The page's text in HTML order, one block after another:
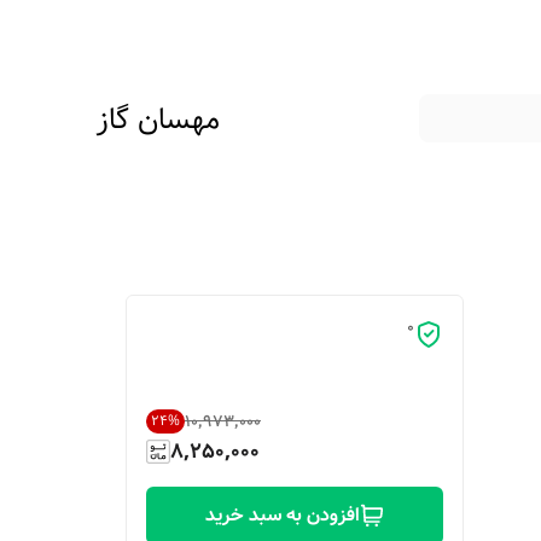
مهسان گاز
0
۱۰٬۹۷۳٬۰۰۰ 24%
8,250,000
افزودن به سبد خرید